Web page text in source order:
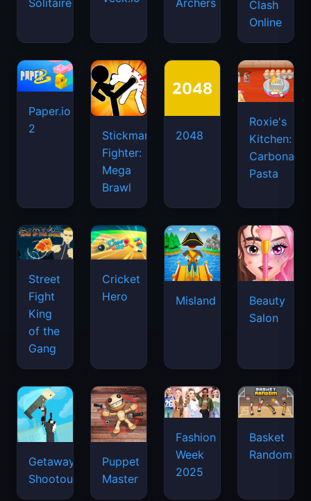
Solitaire
Archers
Clash
Online
Paper.io
2
Stickman
Fighter:
Mega
Brawl
2048
Roxie's
Kitchen:
Carbonara
Pasta
Street
Fight
King
of the
Gang
Cricket
Hero
Misland
Beauty
Salon
Getaway
Shootout
Puppet
Master
Fashion
Week
2025
Basket
Random